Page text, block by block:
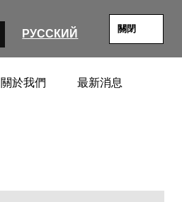
РУССКИЙ 關閉
關於我們 最新消息